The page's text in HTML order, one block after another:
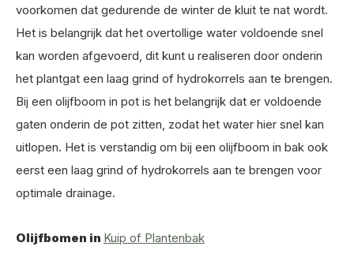
voorkomen dat gedurende de winter de kluit te nat wordt.
Het is belangrijk dat het overtollige water voldoende snel
kan worden afgevoerd, dit kunt u realiseren door onderin
het plantgat een laag grind of hydrokorrels aan te brengen.
Bij een olijfboom in pot is het belangrijk dat er voldoende
gaten onderin de pot zitten, zodat het water hier snel kan
uitlopen. Het is verstandig om bij een olijfboom in bak ook
eerst een laag grind of hydrokorrels aan te brengen voor
optimale drainage.
Olijfbomen in Kuip of Plantenbak